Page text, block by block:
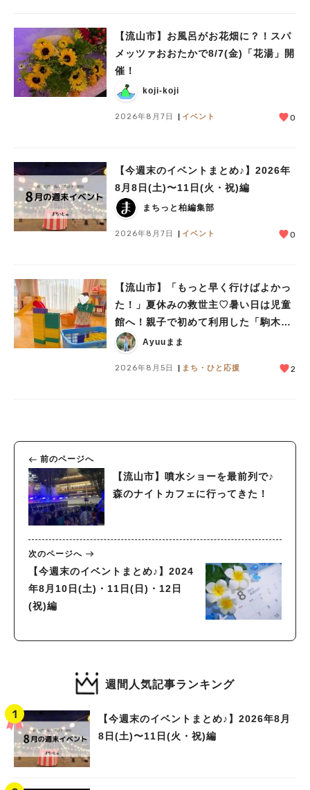
【流山市】お風呂がお花畑に？！スパ
メッツァおおたかで8/7(金)「花湯」開
催！
koji-koji
2026年8月7日 イベント 0
【今週末のイベントまとめ♪】2026年
8月8日(土)〜11日(火・祝)編
まちっと柏編集部
2026年8月7日 イベント 0
【流山市】「もっと早く行けばよかっ
た！」夏休みの救世主♡暑い日は児童
館へ！親子で初めて利用した「駒木台
児童館」レポート
Ayuuまま
2026年8月5日 まち・ひと応援 2
前のページへ
【流山市】噴水ショーを最前列で♪
森のナイトカフェに行ってきた！
次のページへ
【今週末のイベントまとめ♪】2024
年8月10日(土)・11日(日)・12日
(祝)編
週間人気記事ランキング
【今週末のイベントまとめ♪】2026年8月
8日(土)〜11日(火・祝)編